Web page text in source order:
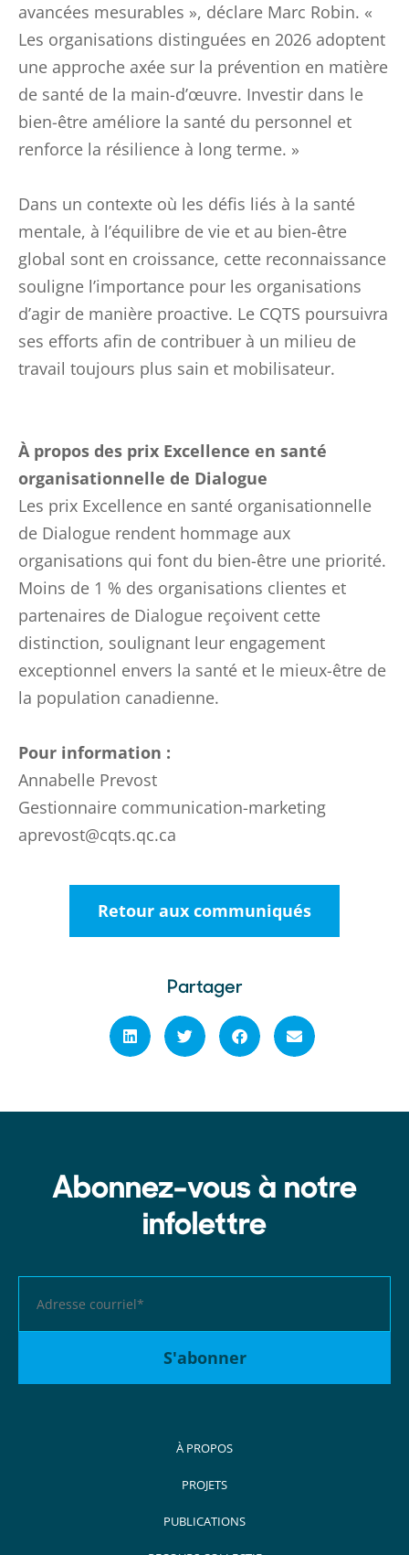
avancées mesurables », déclare Marc Robin. «
Les organisations distinguées en 2026 adoptent
une approche axée sur la prévention en matière
de santé de la main-d’œuvre. Investir dans le
bien-être améliore la santé du personnel et
renforce la résilience à long terme. »
Dans un contexte où les défis liés à la santé
mentale, à l’équilibre de vie et au bien-être
global sont en croissance, cette reconnaissance
souligne l’importance pour les organisations
d’agir de manière proactive. Le CQTS poursuivra
ses efforts afin de contribuer à un milieu de
travail toujours plus sain et mobilisateur.
À propos des prix Excellence en santé
organisationnelle de Dialogue
Les prix Excellence en santé organisationnelle
de Dialogue rendent hommage aux
organisations qui font du bien-être une priorité.
Moins de 1 % des organisations clientes et
partenaires de Dialogue reçoivent cette
distinction, soulignant leur engagement
exceptionnel envers la santé et le mieux-être de
la population canadienne.
Pour information :
Annabelle Prevost
Gestionnaire communication-marketing
aprevost@cqts.qc.ca
Retour aux communiqués
Partager
Abonnez-vous à notre
infolettre
À PROPOS
PROJETS
PUBLICATIONS